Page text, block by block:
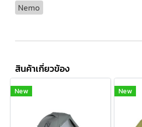
Nemo
สินค้าเกี่ยวข้อง
New New